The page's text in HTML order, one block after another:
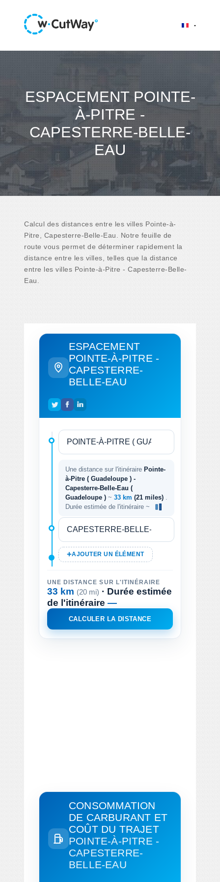
ESPACEMENT POINTE-
À-PITRE -
CAPESTERRE-BELLE-
EAU
Calcul des distances entre les villes Pointe-à-
Pitre, Capesterre-Belle-Eau. Notre feuille de
route vous permet de déterminer rapidement la
distance entre les villes, telles que la distance
entre les villes Pointe-à-Pitre - Capesterre-Belle-
Eau.
ESPACEMENT
POINTE-À-PITRE -
CAPESTERRE-
BELLE-EAU
Une distance sur l'itinéraire Pointe-
à-Pitre ( Guadeloupe ) -
Capesterre-Belle-Eau (
Guadeloupe ) ~ 33 km (21 miles)
Durée estimée de l'itinéraire ~
AJOUTER UN ÉLÉMENT
UNE DISTANCE SUR L'ITINÉRAIRE
33 km (20 mi) · Durée estimée
de l'itinéraire —
CALCULER LA DISTANCE
CONSOMMATION
DE CARBURANT ET
COÛT DU TRAJET
POINTE-À-PITRE -
CAPESTERRE-
BELLE-EAU